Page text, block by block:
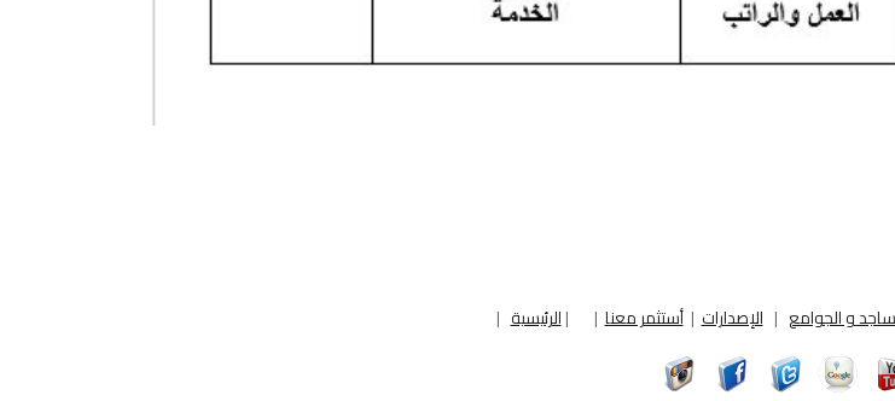
و الجوامع | الإصدارات |أستثمر معنا |
|الرئيسية |